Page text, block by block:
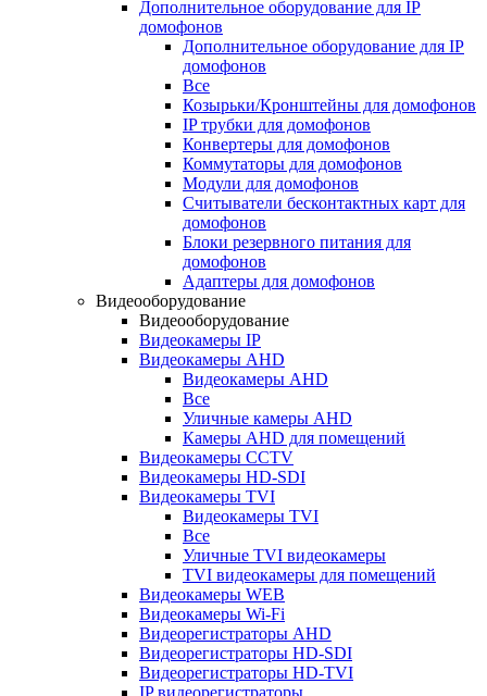
Дополнительное оборудование для IP
домофонов
Дополнительное оборудование для IP
домофонов
Все
Козырьки/Кронштейны для домофонов
IP трубки для домофонов
Конвертеры для домофонов
Коммутаторы для домофонов
Модули для домофонов
Считыватели бесконтактных карт для
домофонов
Блоки резервного питания для
домофонов
Адаптеры для домофонов
Видеооборудование
Видеооборудование
Видеокамеры IP
Видеокамеры AHD
Видеокамеры AHD
Все
Уличные камеры AHD
Камеры AHD для помещений
Видеокамеры CCTV
Видеокамеры HD-SDI
Видеокамеры TVI
Видеокамеры TVI
Все
Уличные TVI видеокамеры
TVI видеокамеры для помещений
Видеокамеры WEB
Видеокамеры Wi-Fi
Видеорегистраторы AHD
Видеорегистраторы HD-SDI
Видеорегистраторы HD-TVI
IP видеорегистраторы